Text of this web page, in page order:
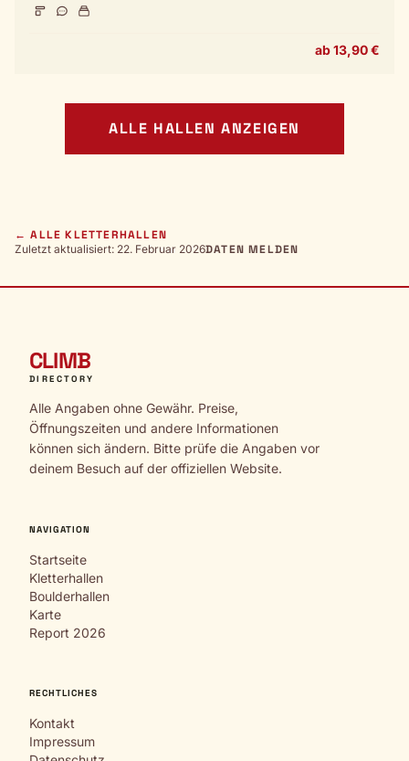
ab 13,90 €
ALLE HALLEN ANZEIGEN
← ALLE KLETTERHALLEN
Zuletzt aktualisiert: 22. Februar 2026DATEN MELDEN
CLIMB
DIRECTORY
Alle Angaben ohne Gewähr. Preise,
Öffnungszeiten und andere Informationen
können sich ändern. Bitte prüfe die Angaben vor
deinem Besuch auf der offiziellen Website.
NAVIGATION
Startseite
Kletterhallen
Boulderhallen
Karte
Report 2026
RECHTLICHES
Kontakt
Impressum